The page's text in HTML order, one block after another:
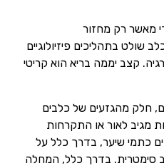
מאשר רק מחזור
בתהליכים פיזיולוגיים
קצב יממה בריא הוא קריטי
חלק מהגזעים של כלבים
מגיב לאור או התקרחות
כתמי שיער, בדרך כלל על
סימטרית. בדרך כלל, המחלה